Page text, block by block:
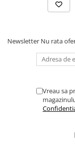
Newsletter Nu rata
Vreau sa